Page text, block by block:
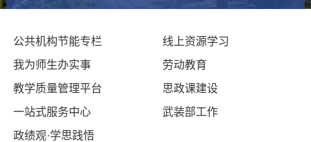
公共机构节能专栏
线上资源学习
我为师生办实事
劳动教育
教学质量管理平台
思政课建设
一站式服务中心
武装部工作
政绩观·学思践悟